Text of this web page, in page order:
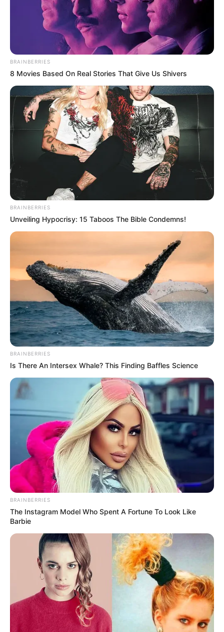
ΤΑΥΤΟΤΗΤΑ ΚΑΙ ΕΠΙΚΟΙΝΩΝΙΑ ΟΡΟΙ ΧΡΗΣΗΣ
BRAINBERRIES
8 Movies Based On Real Stories That Give Us Shivers
BRAINBERRIES
Unveiling Hypocrisy: 15 Taboos The Bible Condemns!
BRAINBERRIES
Is There An Intersex Whale? This Finding Baffles Science
BRAINBERRIES
The Instagram Model Who Spent A Fortune To Look Like
Barbie